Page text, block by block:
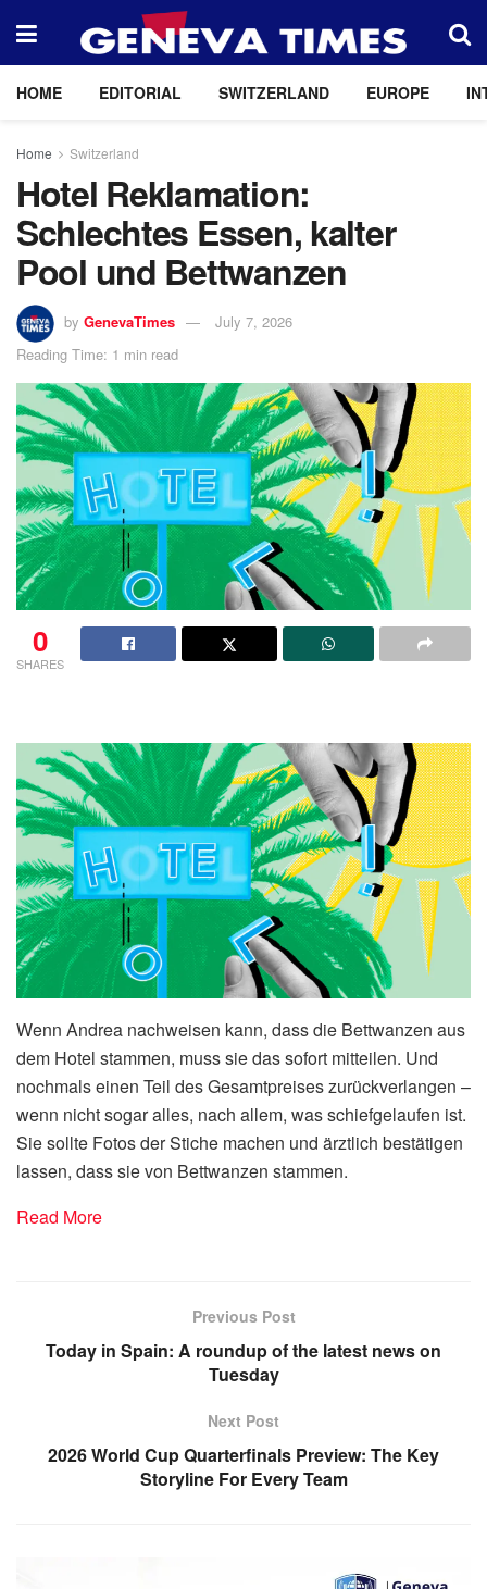
HOME EDITORIAL SWITZERLAND EUROPE
Home Switzerland
Hotel Reklamation:
Schlechtes Essen, kalter
Pool und Bettwanzen
by GenevaTimes
July 7, 2026
Reading Time: 1 min read
0
SHARES
Wenn Andrea nachweisen kann, dass die Bettwanzen aus
dem Hotel stammen, muss sie das sofort mitteilen. Und
nochmals einen Teil des Gesamtpreises zurückverlangen –
wenn nicht sogar alles, nach allem, was schiefgelaufen ist.
Sie sollte Fotos der Stiche machen und ärztlich bestätigen
lassen, dass sie von Bettwanzen stammen.
Read More
Previous Post
Today in Spain: A roundup of the latest news on
Tuesday
Next Post
2026 World Cup Quarterfinals Preview: The Key
Storyline For Every Team